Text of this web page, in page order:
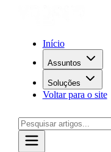
Início
Assuntos
Soluções
Voltar para o site